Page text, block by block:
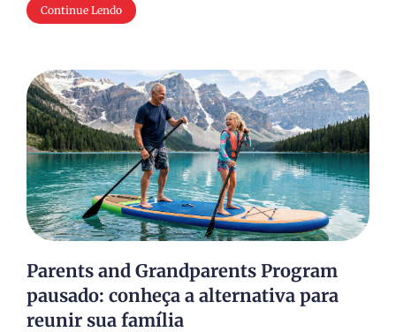
Continue Lendo
Parents and Grandparents Program
pausado: conheça a alternativa para
reunir sua família